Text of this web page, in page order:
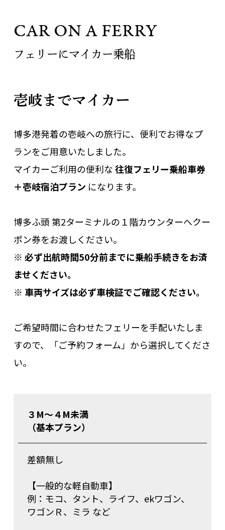
CAR ON A FERRY
フェリーにマイカー乗船
壱岐までマイカー
博多港発着の壱岐への旅行に、便利でお得なプ
ランをご用意いたしました。
マイカーご利用の便利な往復フェリー乗船車券
＋壱岐宿泊プラン になります。
博多ふ頭 第2ターミナルの１階カウンターへクー
ポン券をお渡しください。
※ 必ず出航時間50分前までに乗船手続きをお済
ませください。
※ 車両サイズは必ず車検証でご確認ください。
ご希望時間に合わせたフェリーを手配いたしま
すので、「ご予約フォーム」から選択してくださ
い。
３M～４M未満
（基本プラン）
差額無し
【一般的な軽自動車】
例：モコ、タント、ライフ、ekワゴン、
ワゴンＲ、ミラ など